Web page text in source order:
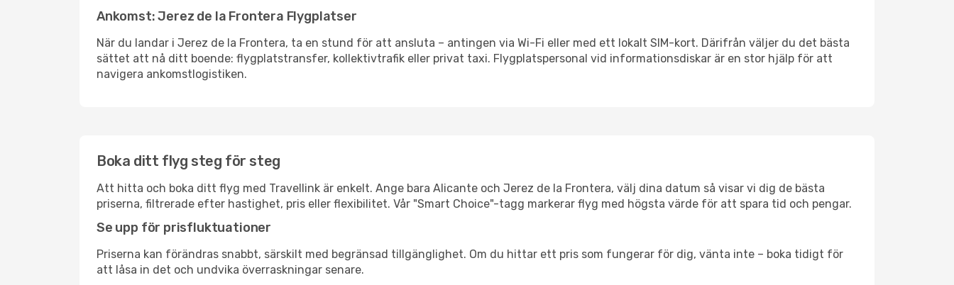
Ankomst: Jerez de la Frontera Flygplatser
När du landar i Jerez de la Frontera, ta en stund för att ansluta – antingen via Wi-Fi eller med ett lokalt SIM-kort. Därifrån väljer du det bästa
sättet att nå ditt boende: flygplatstransfer, kollektivtrafik eller privat taxi. Flygplatspersonal vid informationsdiskar är en stor hjälp för att
navigera ankomstlogistiken.
Boka ditt flyg steg för steg
Att hitta och boka ditt flyg med Travellink är enkelt. Ange bara Alicante och Jerez de la Frontera, välj dina datum så visar vi dig de bästa
priserna, filtrerade efter hastighet, pris eller flexibilitet. Vår "Smart Choice"-tagg markerar flyg med högsta värde för att spara tid och pengar.
Se upp för prisfluktuationer
Priserna kan förändras snabbt, särskilt med begränsad tillgänglighet. Om du hittar ett pris som fungerar för dig, vänta inte – boka tidigt för
att låsa in det och undvika överraskningar senare.